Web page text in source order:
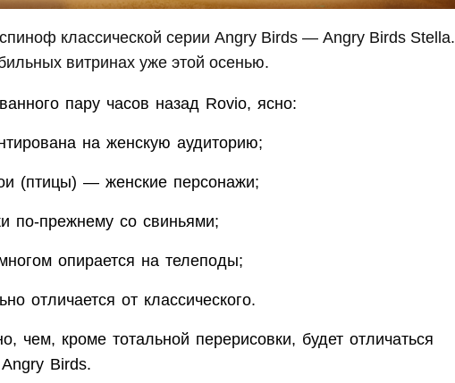
спиноф классической серии Angry Birds — Angry Birds Stella.
витринах уже этой осенью.
пару часов назад Rovio, ясно:
на женскую аудиторию;
(птицы) — женские персонажи;
по-прежнему со свиньями;
опирается на телеподы;
отличается от классического.
чем, кроме тотальной перерисовки, будет отличаться
Birds.